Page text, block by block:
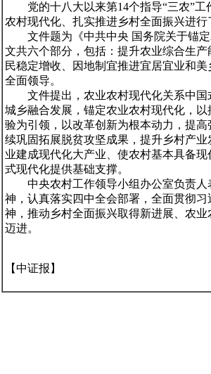
党的十八大以来第14个指导“三农”工
农村现代化、扎实推进乡村全面振兴进行
文件题为《中共中央 国务院关于锚定
文共六个部分，包括：提升农业综合生
民稳定增收、因地制宜推进宜居宜业和
全面领导。
文件提出，农业农村现代化关系中国
城乡融合发展，锚定农业农村现代化，
验为引领，以改革创新为根本动力，提
续巩固拓展脱贫攻坚成果，提升乡村产
业建成现代化大产业、使农村基本具备
式现代化提供基础支撑。
中央农村工作领导小组办公室负责人
神，认真落实四中全会部署，全面贯彻
神，推动乡村全面振兴取得新进展、农
迈进。
【中证报】